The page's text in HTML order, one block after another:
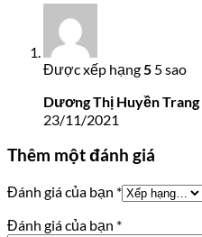
Được xếp hạng5 5 sao
Dương Thị Huyền Trang
23/11/2021
Thêm một đánh giá
Đánh giá của bạn *
Đánh giá của bạn *